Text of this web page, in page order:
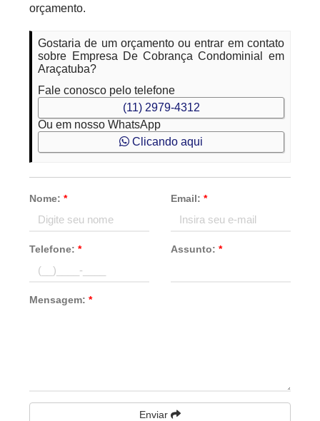
orçamento.
Gostaria de um orçamento ou entrar em contato
sobre Empresa De Cobrança Condominial em
Araçatuba?
Fale conosco pelo telefone
(11) 2979-4312
Ou em nosso WhatsApp
Clicando aqui
Nome:* Email: *
Telefone:* Assunto: *
Mensagem:*
Enviar